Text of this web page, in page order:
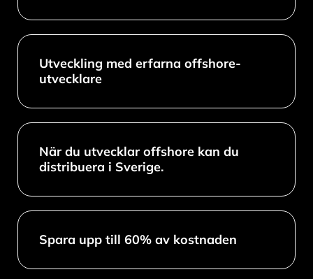
Utveckling med erfarna offshore-
utvecklare
När du utvecklar offshore kan du
distribuera i Sverige.
Spara upp till 60% av kostnaden